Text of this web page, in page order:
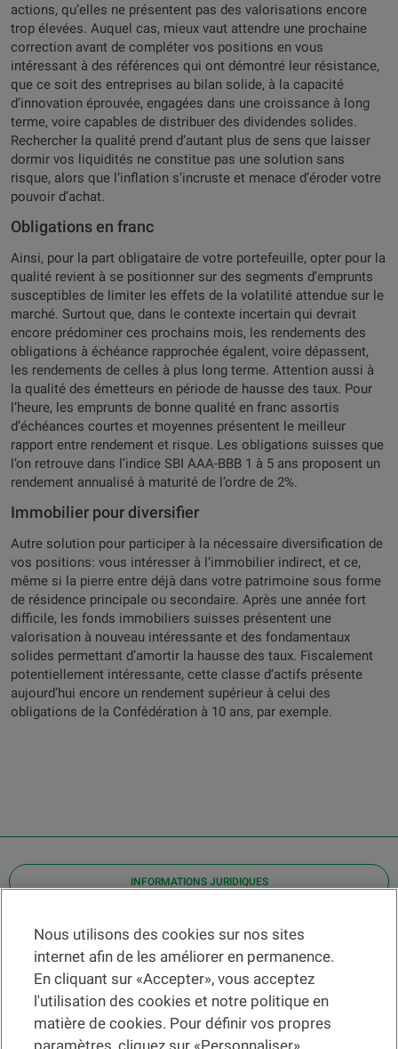
actions, qu’elles ne présentent pas des valorisations encore
trop élevées. Auquel cas, mieux vaut attendre une prochaine
correction avant de compléter vos positions en vous
intéressant à des références qui ont démontré leur résistance,
que ce soit des entreprises au bilan solide, à la capacité
d’innovation éprouvée, engagées dans une croissance à long
terme, voire capables de distribuer des dividendes solides.
Rechercher la qualité prend d’autant plus de sens que laisser
dormir vos liquidités ne constitue pas une solution sans
risque, alors que l’inflation s’incruste et menace d’éroder votre
pouvoir d’achat.
Obligations en franc
Ainsi, pour la part obligataire de votre portefeuille, opter pour la
qualité revient à se positionner sur des segments d’emprunts
susceptibles de limiter les effets de la volatilité attendue sur le
marché. Surtout que, dans le contexte incertain qui devrait
encore prédominer ces prochains mois, les rendements des
obligations à échéance rapprochée égalent, voire dépassent,
les rendements de celles à plus long terme. Attention aussi à
la qualité des émetteurs en période de hausse des taux. Pour
l’heure, les emprunts de bonne qualité en franc assortis
d’échéances courtes et moyennes présentent le meilleur
rapport entre rendement et risque. Les obligations suisses que
l’on retrouve dans l’indice SBI AAA-BBB 1 à 5 ans proposent un
rendement annualisé à maturité de l’ordre de 2%.
Immobilier pour diversifier
Autre solution pour participer à la nécessaire diversification de
vos positions: vous intéresser à l’immobilier indirect, et ce,
même si la pierre entre déjà dans votre patrimoine sous forme
de résidence principale ou secondaire. Après une année fort
difficile, les fonds immobiliers suisses présentent une
valorisation à nouveau intéressante et des fondamentaux
solides permettant d’amortir la hausse des taux. Fiscalement
potentiellement intéressante, cette classe d’actifs présente
aujourd’hui encore un rendement supérieur à celui des
obligations de la Confédération à 10 ans, par exemple.
INFORMATIONS JURIDIQUES
Contact
Localiser une agence
Aide
Actualités
Taux de change
Nous utilisons des cookies sur nos sites
internet afin de les améliorer en permanence.
En cliquant sur «Accepter», vous acceptez
l'utilisation des cookies et notre politique en
matière de cookies. Pour définir vos propres
paramètres, cliquez sur «Personnaliser».